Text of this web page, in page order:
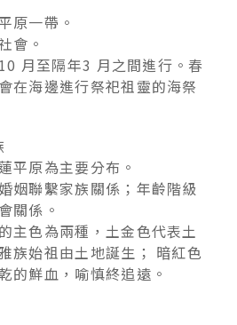
原一帶。
會。
月至隔年3 月之間進行。春
在海邊進行祭祀祖靈的海祭
平原為主要分布。
姻聯繫家族關係；年齡階級
關係。
主色為兩種，土金色代表土
族始祖由土地誕生； 暗紅色
的鮮血，喻慎終追遠。